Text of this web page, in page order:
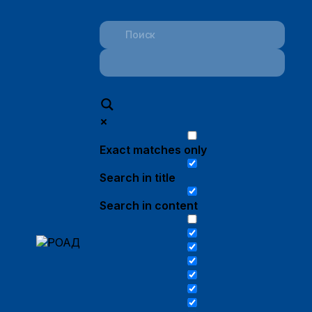
Exact matches only
Search in title
Search in content